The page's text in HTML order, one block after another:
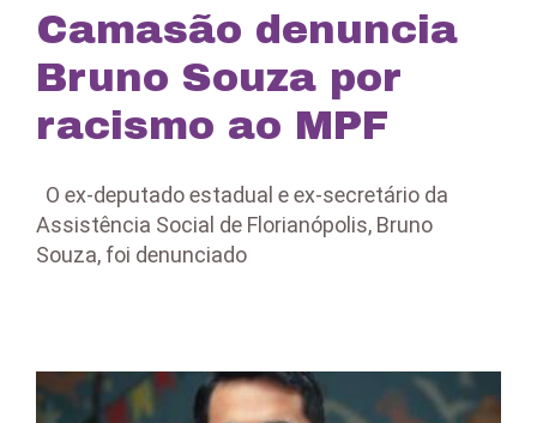
Camasão denuncia
Bruno Souza por
racismo ao MPF
O ex-deputado estadual e ex-secretário da
Assistência Social de Florianópolis, Bruno
Souza, foi denunciado